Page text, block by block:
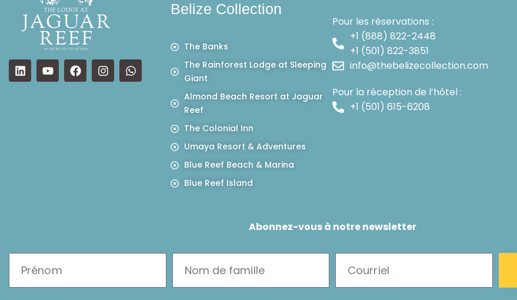
Belize Collection
The Banks
The Rainforest Lodge at Sleeping
Giant
Almond Beach Resort at Jaguar
Reef
The Colonial Inn
Umaya Resort & Adventures
Blue Reef Beach & Marina
Blue Reef Island
Pour les réservations :
+1 (888) 822-2448
+1 (501) 822-3851
info@thebelizecollection.com
Pour la réception de l’hôtel :
+1 (501) 615-6208
Abonnez-vous à notre newsletter